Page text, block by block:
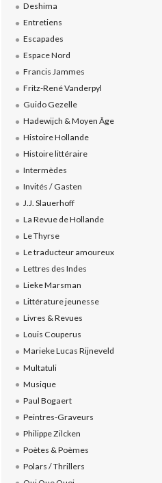
Deshima
Entretiens
Escapades
Espace Nord
Francis Jammes
Fritz-René Vanderpyl
Guido Gezelle
Hadewijch & Moyen Âge
Histoire Hollande
Histoire littéraire
Intermèdes
Invités / Gasten
J.J. Slauerhoff
La Revue de Hollande
Le Thyrse
Le traducteur amoureux
Lettres des Indes
Lieke Marsman
Littérature jeunesse
Livres & Revues
Louis Couperus
Marieke Lucas Rijneveld
Multatuli
Musique
Paul Bogaert
Peintres-Graveurs
Philippe Zilcken
Poètes & Poèmes
Polars / Thrillers